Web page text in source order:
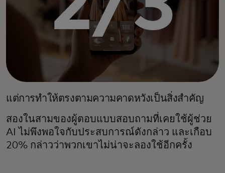
แต่การทำให้ตรงตามความคาดหวังเป็นสิ่งสำคัญ
สองในสามของผู้ตอบแบบสอบถามที่เคยใช้ผู้ช่วย
AI ไม่พึงพอใจกับประสบการณ์ดังกล่าว และเกือบ
20% กล่าวว่าพวกเขาไม่น่าจะลองใช้อีกครั้ง